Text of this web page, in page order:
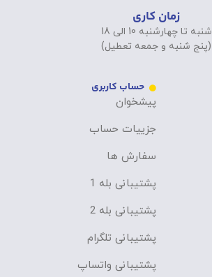
زمان کاری
شنبه تا چهارشنبه 10 الی 18
(پنج شنبه و جمعه تعطیل)
حساب کاربری
پیشخوان
جزییات حساب
سفارش ها
پشتیبانی بله 1
پشتیبانی بله 2
پشتیبانی تلگرام
پشتیبانی واتساپ